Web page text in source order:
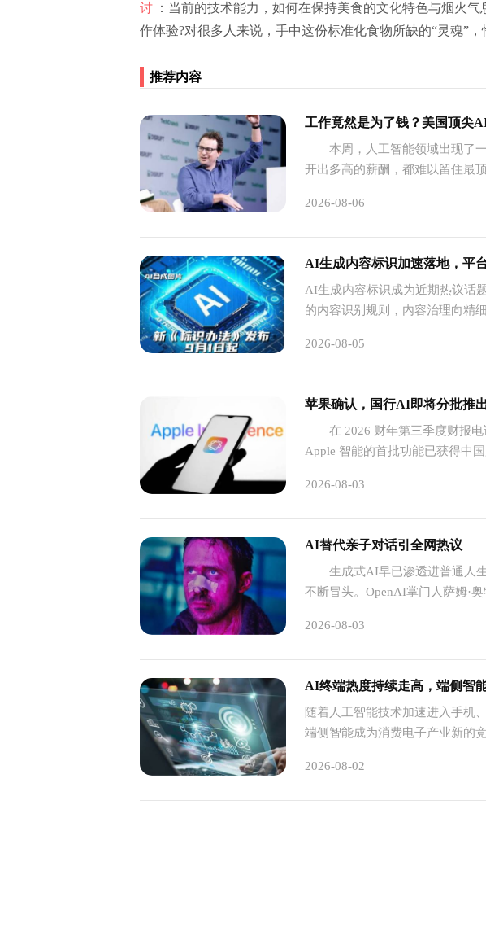
讨 ：当前的技术能力，如何在保持美食的文化特色与烟火
作体验?对很多人来说，手中这份标准化食物所缺的“灵魂”，
推荐内容
工作竟然是为了钱？美国顶尖
本周，人工智能领域出现了一
开出多高的薪酬，都难以留住最
2026-08-06
AI生成内容标识加速落地，平
AI生成内容标识成为近期热议话
的内容识别规则，内容治理向精
2026-08-05
苹果确认，国行AI即将分批推
在 2026 财年第三季度财报电
Apple 智能的首批功能已获得中
2026-08-03
‌AI替代亲子对话引全网热议‌
生成式AI早已渗透进普通人生
不断冒头。OpenAI掌门人萨姆·
梳理家中两个孩子各自的兴趣点
味资讯填充时长。说白了就是把
刻，完全交付给一款追求效率的
2026-08-03
AI终端热度持续走高，端侧智
随着人工智能技术加速进入手机
端侧智能成为消费电子产业新的
2026-08-02